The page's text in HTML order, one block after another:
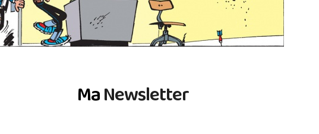
MaNewsletter